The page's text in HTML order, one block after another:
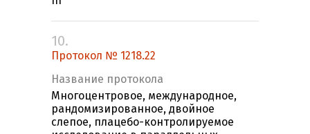
10.
Протокол № 1218.22
Название протокола
Многоцентровое, международное,
рандомизированное, двойное
слепое, плацебо-контролируемое